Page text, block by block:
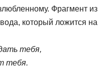
Фрагмент из
который ложится на
тебя,
тебя.